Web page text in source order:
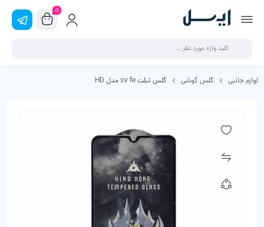
0
لوازم جانبی گلس گوشی گلس تبلت s7 fe مدل HD